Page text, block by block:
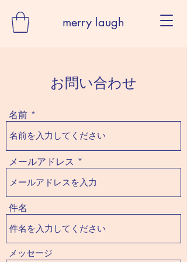
merry laugh
お問い合わせ
名前
メールアドレス
件名
メッセージ